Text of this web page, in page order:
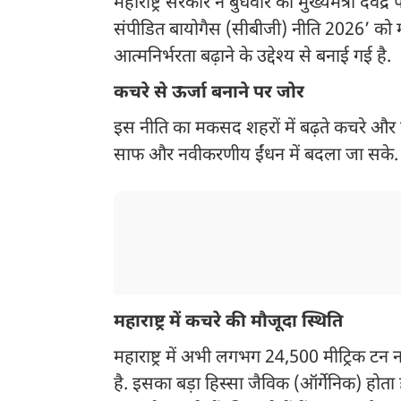
संपीडित बायोगैस (सीबीजी) नीति 2026’
आत्मनिर्भरता बढ़ाने के उद्देश्य से बनाई गई है.
कचरे से ऊर्जा बनाने पर जोर
इस नीति का मकसद शहरों में बढ़ते कचरे और
साफ और नवीकरणीय ईंधन में बदला जा सके.
महाराष्ट्र में कचरे की मौजूदा स्थिति
महाराष्ट्र में अभी लगभग 24,500 मीट्रिक
है. इसका बड़ा हिस्सा जैविक (ऑर्गेनिक)